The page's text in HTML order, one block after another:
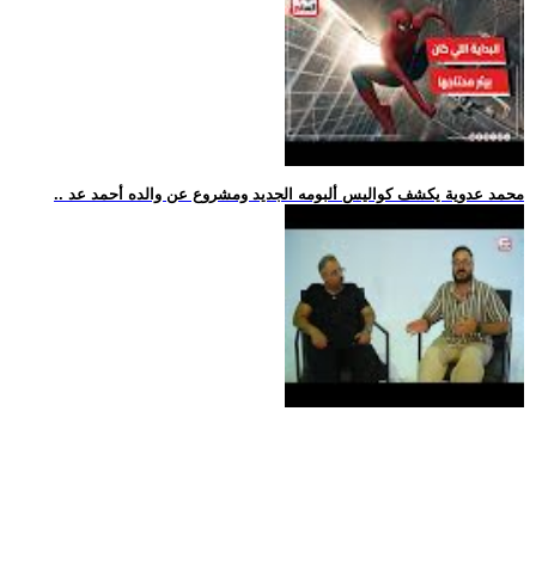
.. محمد عدوية يكشف كواليس ألبومه الجديد ومشروع عن والده أحمد عد